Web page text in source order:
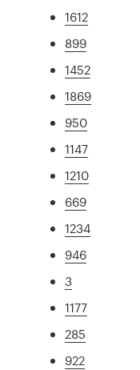
1612
899
1452
1869
950
1147
1210
669
1234
946
3
1177
285
922